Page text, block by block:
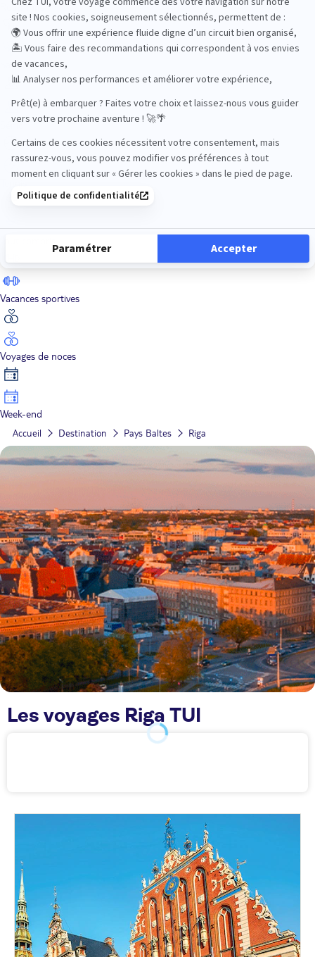
Road Trips
Safari
Sénior
Vacances sportives
Voyages de noces
Week-end
Accueil Destination Pays Baltes Riga
Les voyages Riga TUI